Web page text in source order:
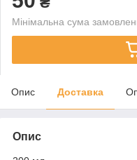
Мінімальна сума
Опис Доставка
Опис